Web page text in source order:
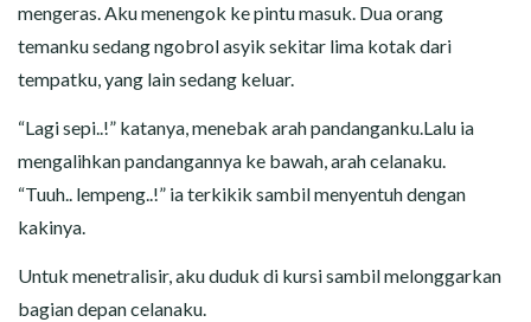
mengeras. Aku menengok ke pintu masuk. Dua orang
temanku sedang ngobrol asyik sekitar lima kotak dari
tempatku, yang lain sedang keluar.
“Lagi sepi..!” katanya, menebak arah pandanganku.Lalu ia
mengalihkan pandangannya ke bawah, arah celanaku.
“Tuuh.. lempeng..!” ia terkikik sambil menyentuh dengan
kakinya.
Untuk menetralisir, aku duduk di kursi sambil melonggarkan
bagian depan celanaku.